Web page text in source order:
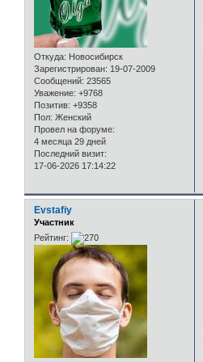
Откуда: Новосибирск
Зарегистрирован: 19-07-2009
Сообщений: 23565
Уважение: +9768
Позитив: +9358
Пол: Женский
Провел на форуме:
4 месяца 29 дней
Последний визит:
17-06-2026 17:14:22
Evstafiy
Участник
Рейтинг: